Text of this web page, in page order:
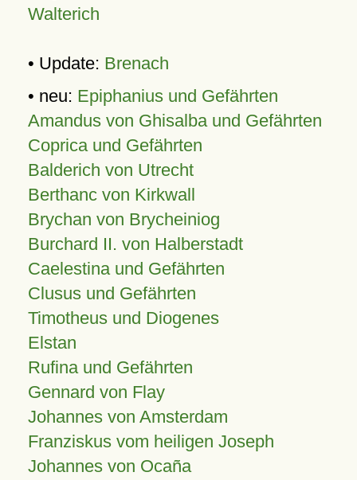
Walterich
• Update: Brenach
• neu: Epiphanius und Gefährten
Amandus von Ghisalba und Gefährten
Coprica und Gefährten
Balderich von Utrecht
Berthanc von Kirkwall
Brychan von Brycheiniog
Burchard II. von Halberstadt
Caelestina und Gefährten
Clusus und Gefährten
Timotheus und Diogenes
Elstan
Rufina und Gefährten
Gennard von Flay
Johannes von Amsterdam
Franziskus vom heiligen Joseph
Johannes von Ocaña